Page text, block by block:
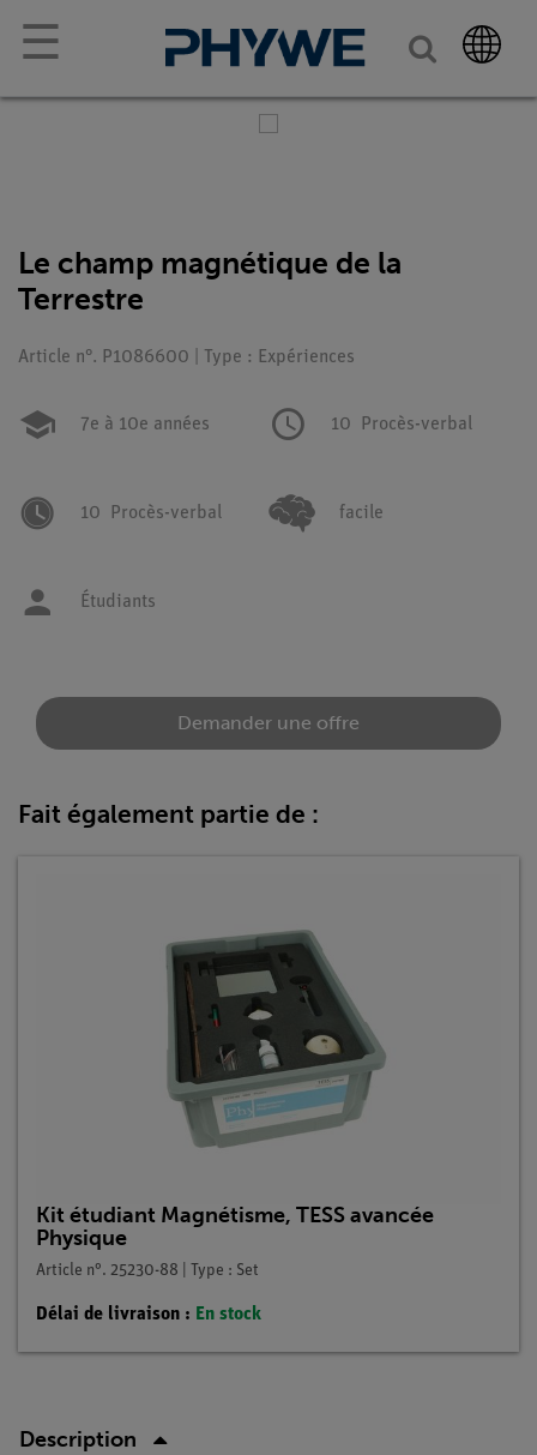
☰
Le champ magnétique de la
Terrestre
Article n°. P1086600 | Type : Expériences
7e à 10e années 10 Procès-verbal
10 Procès-verbal facile
Étudiants
Demander une offre
Fait également partie de :
Kit étudiant Magnétisme, TESS avancée
Physique
Article n°. 25230-88 | Type : Set
Délai de livraison : En stock
Description